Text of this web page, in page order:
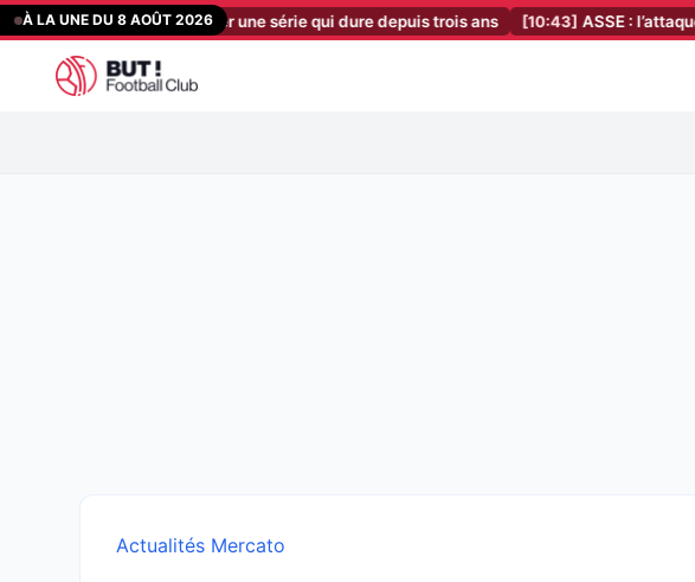
Aller
au
contenu
À LA UNE DU 8 AOÛT 2026
vient défier une série qui dure depuis trois ans [10:43] ASSE : l’attaque des
Actualités Mercato